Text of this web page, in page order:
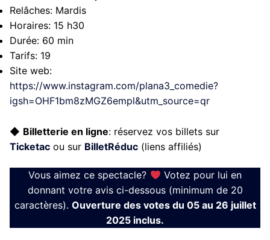
Relâches: Mardis
Horaires: 15 h30
Durée: 60 min
Tarifs: 19
Site web:
https://www.instagram.com/plana3_comedie?
igsh=OHF1bm8zMGZ6empl&utm_source=qr
◆ Billetterie en ligne: réservez vos billets sur
Ticketac ou sur BilletRéduc (liens affiliés)
Vous aimez ce spectacle?
Votez pour lui en
donnant votre avis ci-dessous (minimum de 20
caractères). Ouverture des votes du 05 au 26 juillet
2025 inclus.